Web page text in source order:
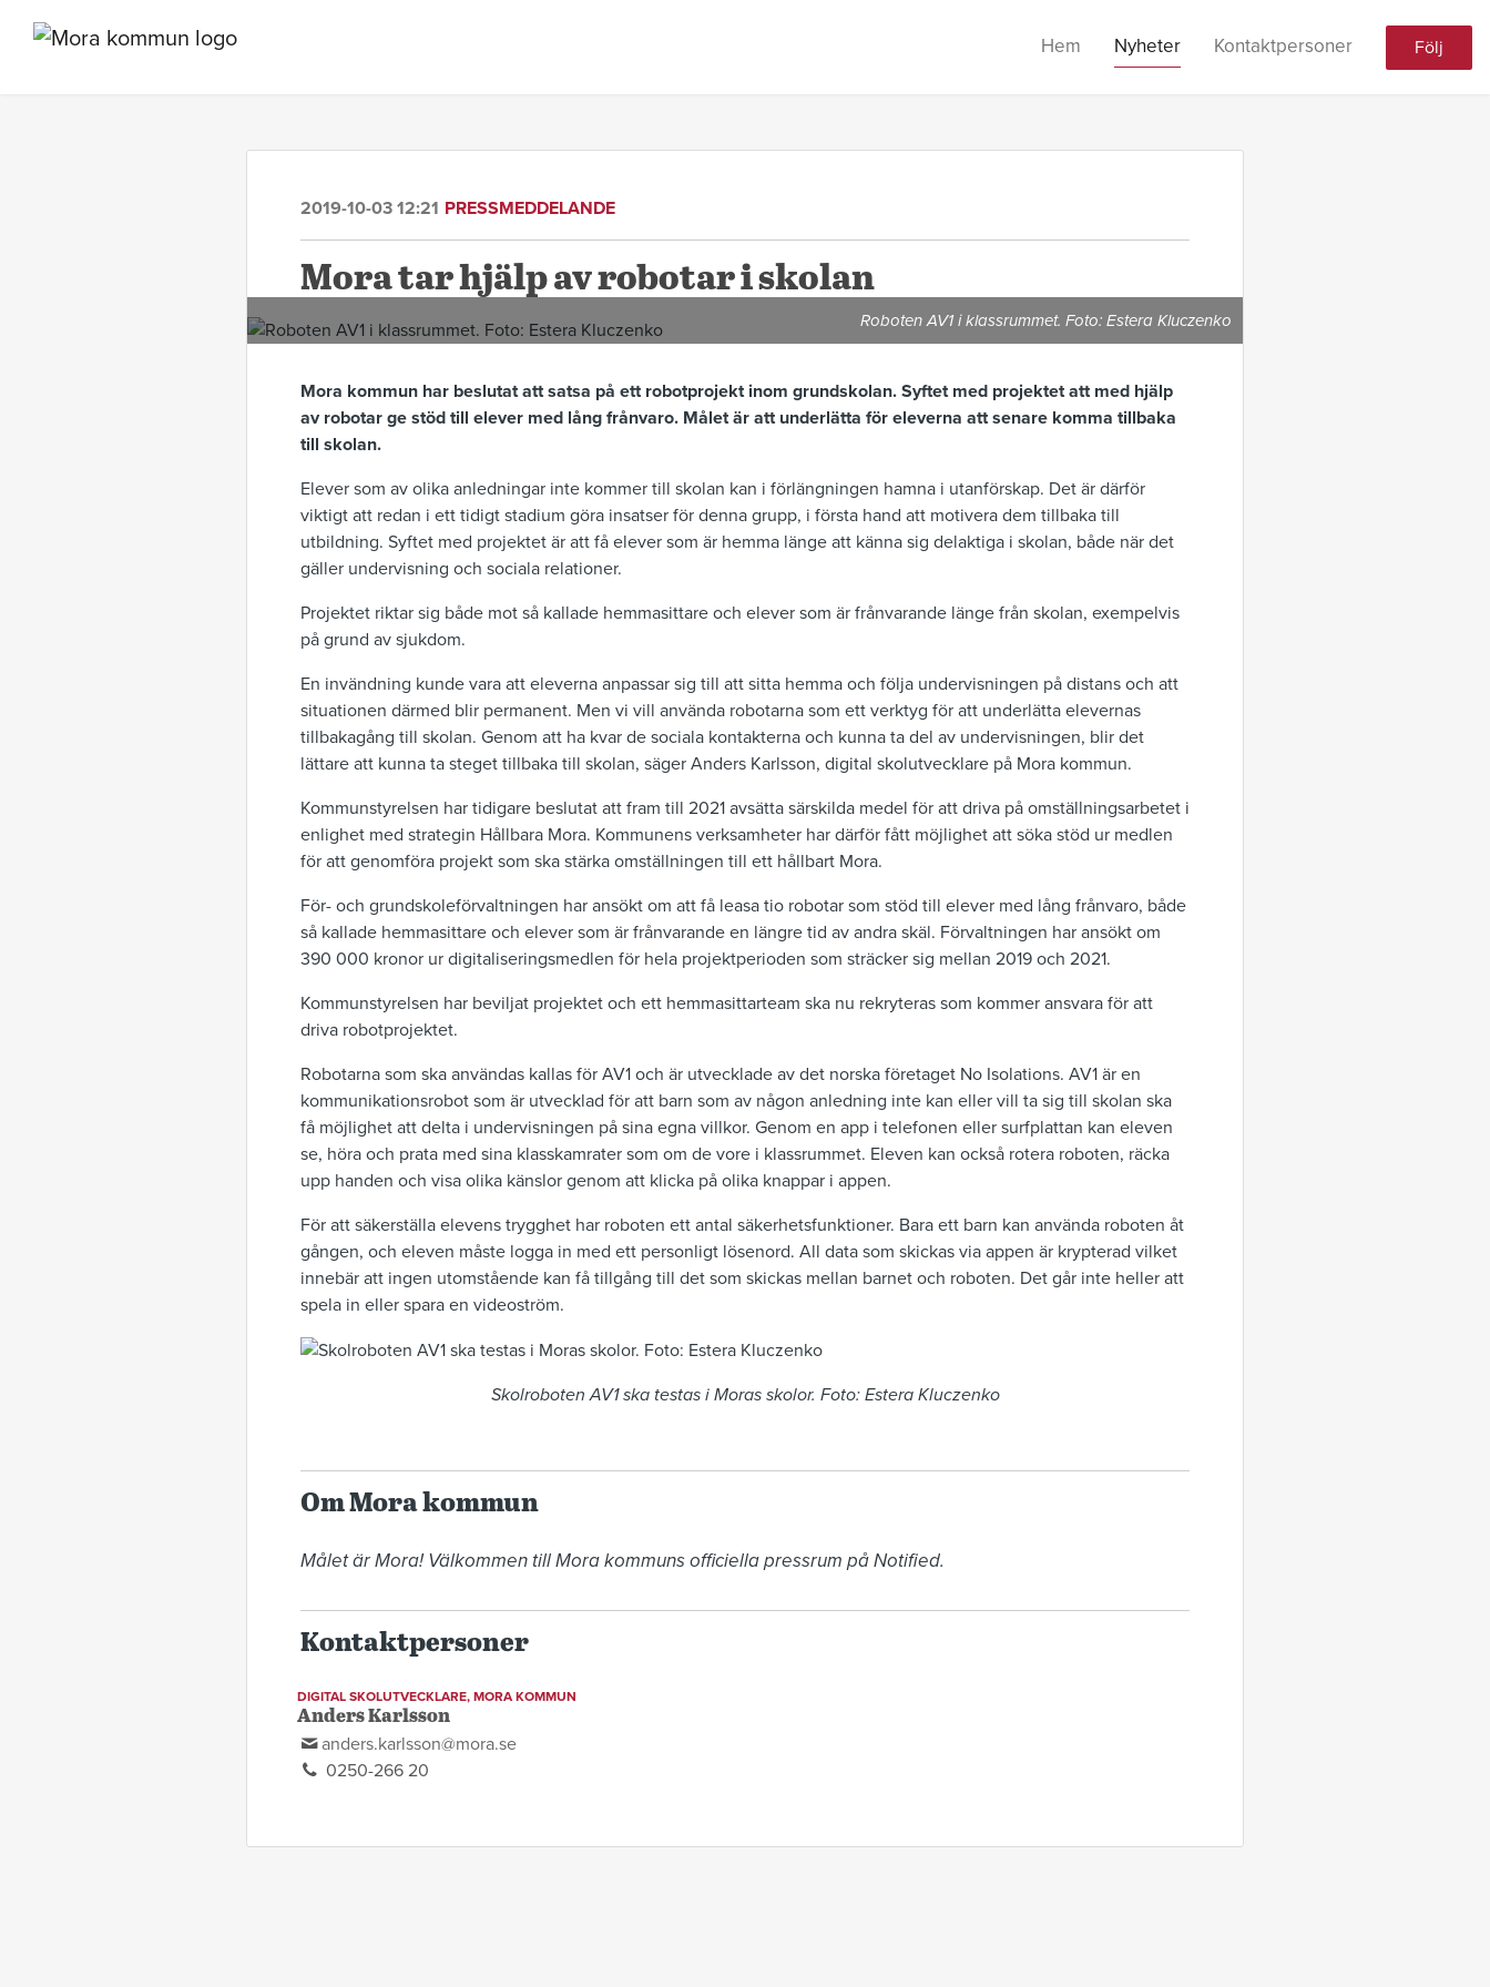
Hem Nyheter Kontaktpersoner Följ
2019-10-03 12:21 PRESSMEDDELANDE
Mora tar hjälp av robotar i skolan
Roboten AV1 i klassrummet. Foto: Estera Kluczenko
Mora kommun har beslutat att satsa på ett robotprojekt inom grundskolan. Syftet med projektet att med hjälp
av robotar ge stöd till elever med lång frånvaro. Målet är att underlätta för eleverna att senare komma tillbaka
till skolan.
Elever som av olika anledningar inte kommer till skolan kan i förlängningen hamna i utanförskap. Det är därför
viktigt att redan i ett tidigt stadium göra insatser för denna grupp, i första hand att motivera dem tillbaka till
utbildning. Syftet med projektet är att få elever som är hemma länge att känna sig delaktiga i skolan, både när det
gäller undervisning och sociala relationer.
Projektet riktar sig både mot så kallade hemmasittare och elever som är frånvarande länge från skolan, exempelvis
på grund av sjukdom.
En invändning kunde vara att eleverna anpassar sig till att sitta hemma och följa undervisningen på distans och att
situationen därmed blir permanent. Men vi vill använda robotarna som ett verktyg för att underlätta elevernas
tillbakagång till skolan. Genom att ha kvar de sociala kontakterna och kunna ta del av undervisningen, blir det
lättare att kunna ta steget tillbaka till skolan, säger Anders Karlsson, digital skolutvecklare på Mora kommun.
Kommunstyrelsen har tidigare beslutat att fram till 2021 avsätta särskilda medel för att driva på omställningsarbetet i
enlighet med strategin Hållbara Mora. Kommunens verksamheter har därför fått möjlighet att söka stöd ur medlen
för att genomföra projekt som ska stärka omställningen till ett hållbart Mora.
För- och grundskoleförvaltningen har ansökt om att få leasa tio robotar som stöd till elever med lång frånvaro, både
så kallade hemmasittare och elever som är frånvarande en längre tid av andra skäl. Förvaltningen har ansökt om
390 000 kronor ur digitaliseringsmedlen för hela projektperioden som sträcker sig mellan 2019 och 2021.
Kommunstyrelsen har beviljat projektet och ett hemmasittarteam ska nu rekryteras som kommer ansvara för att
driva robotprojektet.
Robotarna som ska användas kallas för AV1 och är utvecklade av det norska företaget No Isolations. AV1 är en
kommunikationsrobot som är utvecklad för att barn som av någon anledning inte kan eller vill ta sig till skolan ska
få möjlighet att delta i undervisningen på sina egna villkor. Genom en app i telefonen eller surfplattan kan eleven
se, höra och prata med sina klasskamrater som om de vore i klassrummet. Eleven kan också rotera roboten, räcka
upp handen och visa olika känslor genom att klicka på olika knappar i appen.
För att säkerställa elevens trygghet har roboten ett antal säkerhetsfunktioner. Bara ett barn kan använda roboten åt
gången, och eleven måste logga in med ett personligt lösenord. All data som skickas via appen är krypterad vilket
innebär att ingen utomstående kan få tillgång till det som skickas mellan barnet och roboten. Det går inte heller att
spela in eller spara en videoström.
Skolroboten AV1 ska testas i Moras skolor. Foto: Estera Kluczenko
Om Mora kommun
Målet är Mora! Välkommen till Mora kommuns officiella pressrum på Notified.
Kontaktpersoner
DIGITAL SKOLUTVECKLARE, MORA KOMMUN
Anders Karlsson
anders.karlsson@mora.se
0250-266 20